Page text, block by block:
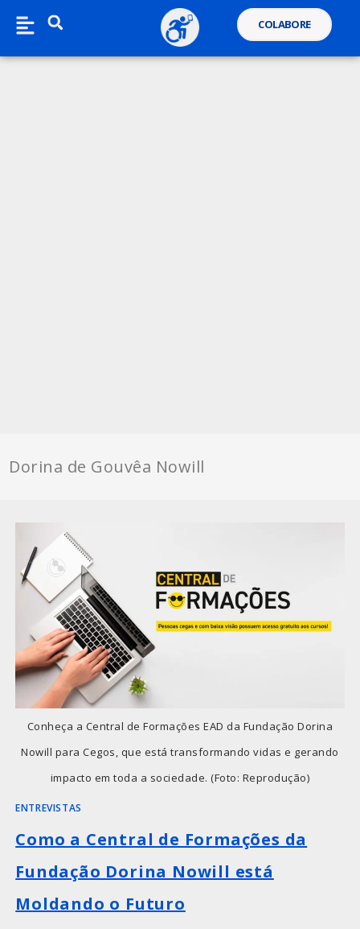
COLABORE
Dorina de Gouvêa Nowill
Conheça a Central de Formações EAD da Fundação Dorina
Nowill para Cegos, que está transformando vidas e gerando
impacto em toda a sociedade. (Foto: Reprodução)
ENTREVISTAS
Como a Central de Formações da
Fundação Dorina Nowill está
Moldando o Futuro